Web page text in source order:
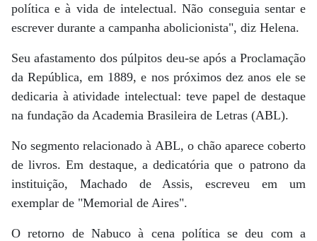
política e à vida de intelectual. Não conseguia sentar e
escrever durante a campanha abolicionista", diz Helena.
Seu afastamento dos púlpitos deu-se após a Proclamação
da República, em 1889, e nos próximos dez anos ele se
dedicaria à atividade intelectual: teve papel de destaque
na fundação da Academia Brasileira de Letras (ABL).
No segmento relacionado à ABL, o chão aparece coberto
de livros. Em destaque, a dedicatória que o patrono da
instituição, Machado de Assis, escreveu em um
exemplar de "Memorial de Aires".
O retorno de Nabuco à cena política se deu com a